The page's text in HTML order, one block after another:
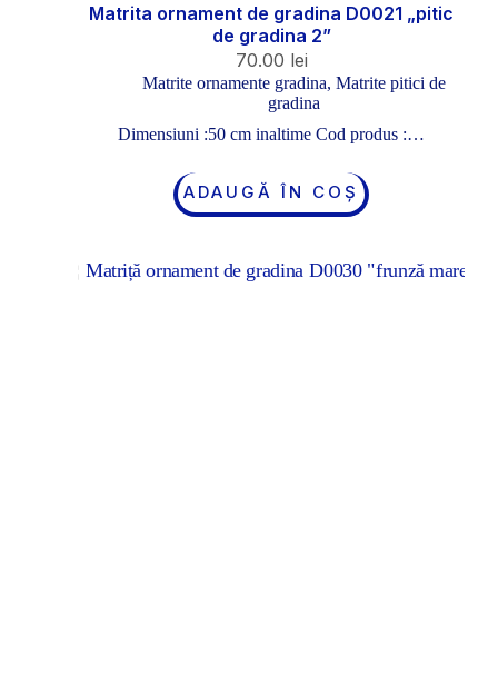
Matrita ornament de gradina D0021 „pitic
de gradina 2”
70.00 lei
Matrite ornamente gradina, Matrite pitici de
gradina
Dimensiuni :50 cm inaltime Cod produs :…
ADAUGĂ ÎN COȘ